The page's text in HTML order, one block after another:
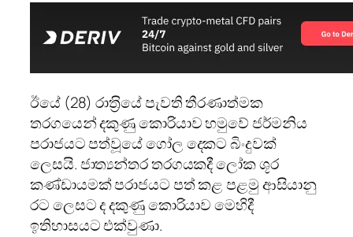
ඊයේ (28) රාත‍්‍රියේ පැවති තීරණාත්මක
තරගයෙන් දකුණු කොරියාව හමුවේ ජර්මනිය
පරාජයට පත්වූයේ ගෝල දෙකට බිංදුවක්
ලෙසයි. ජාත්‍යන්තර තරගයකදී ලෝක ශූර
කණ්ඩායමක් පරාජයට පත් කළ පළමු ආසියානු
රට ලෙසට ද දකුණු කොරියාව මෙහිදී
ඉතිහාසයට එක්වුණා.